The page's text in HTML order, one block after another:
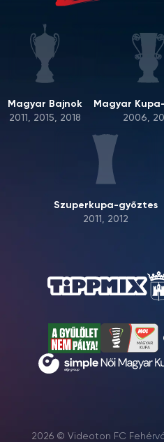
Magyar Bajnok
2011, 2015, 2018
Magyar
2006,
Szuperkupa-győztes
2011, 2012
2026 © Videoton FC